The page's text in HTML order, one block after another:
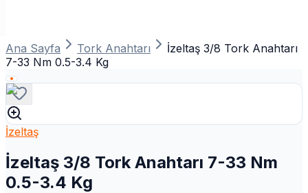
Ana Sayfa Tork Anahtarı
İzeltaş 3/8 Tork Anahtarı
7-33 Nm 0.5-3.4 Kg
İzeltaş
İzeltaş 3/8 Tork Anahtarı 7-33 Nm
0.5-3.4 Kg